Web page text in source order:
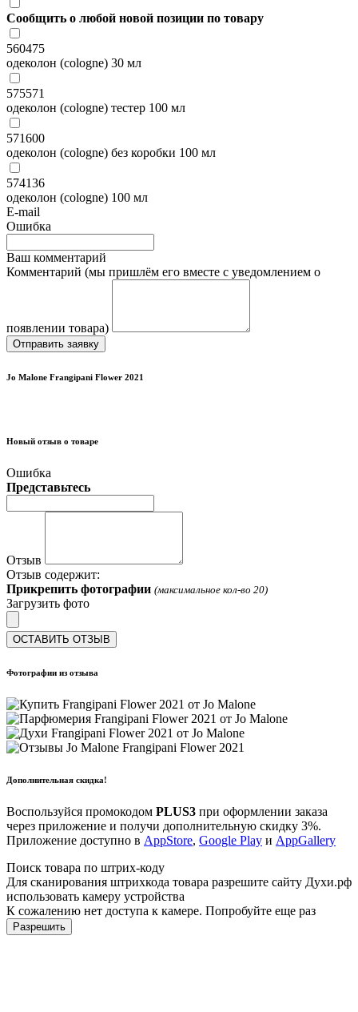
Сообщить о любой новой позиции по товару
560475
одеколон (cologne) 30 мл
575571
одеколон (cologne) тестер 100 мл
571600
одеколон (cologne) без коробки 100 мл
574136
одеколон (cologne) 100 мл
E-mail
Ошибка
Ваш комментарий
Комментарий (мы пришлём его вместе с уведомлением о
появлении товара)
Отправить заявку
Jo Malone Frangipani Flower 2021
Новый отзыв о товаре
Ошибка
Представьтесь
Отзыв
Отзыв содержит:
Прикрепить фотографии (максимальное кол-во 20)
Загрузить фото
ОСТАВИТЬ ОТЗЫВ
Фотографии из отзыва
Дополнительная скидка!
Воспользуйся промокодом PLUS3 при оформлении заказа
через приложение и получи дополнительную скидку 3%.
Приложение доступно в AppStore, Google Play и AppGallery
Поиск товара по штрих-коду
Для сканирования штрихкода товара разрешите сайту Духи.рф
использовать камеру устройства
К сожалению нет доступа к камере. Попробуйте еще раз
Разрешить